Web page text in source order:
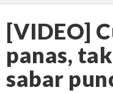
[VIDEO]
panas,
sabar